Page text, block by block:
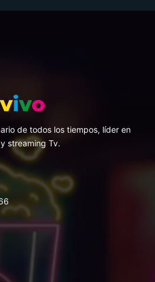
de todos los tiempos, líder en
streaming Tv.